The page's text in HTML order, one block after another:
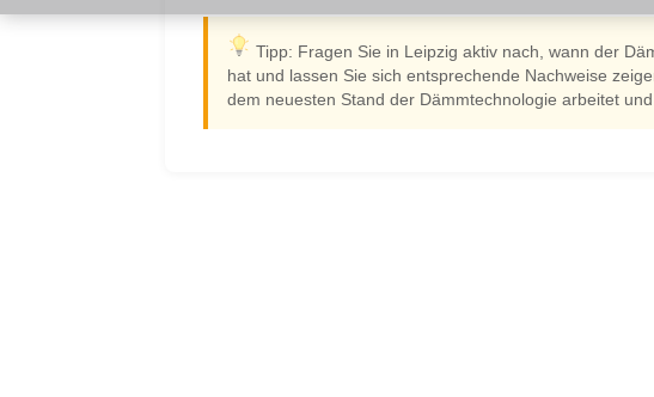
Tipp: Fragen Sie in Leipzig aktiv nach, wann der
hat und lassen Sie sich entsprechende Nachweise
dem neuesten Stand der Dämmtechnologie arbeitet